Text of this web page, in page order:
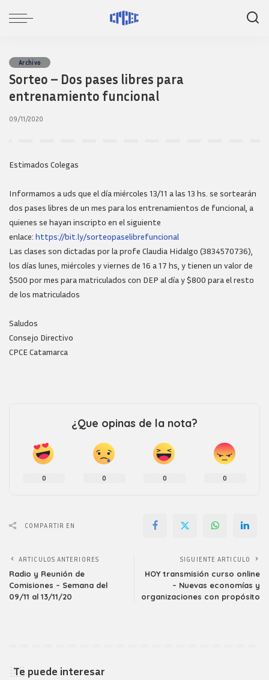
Archivo
Sorteo – Dos pases libres para
entrenamiento funcional
09/11/2020
Estimados Colegas
Informamos a uds que el día miércoles 13/11 a las 13 hs. se sortearán
dos pases libres de un mes para los entrenamientos de funcional, a
quienes se hayan inscripto en el siguiente
enlace: https://bit.ly/sorteopaselibrefuncional
Las clases son dictadas por la profe Claudia Hidalgo (3834570736),
los días lunes, miércoles y viernes de 16 a 17 hs, y tienen un valor de
$500 por mes para matriculados con DEP al día y $800 para el resto
de los matriculados
Saludos
Consejo Directivo
CPCE Catamarca
¿Que opinas de la nota?
0 0 0 0
COMPARTIR EN
ARTICULOS ANTERIORES
Radio y Reunión de
Comisiones – Semana del
09/11 al 13/11/20
SIGUIENTE ARTICULO
HOY transmisión curso online
– Nuevas economías y
organizaciones con propósito
Te puede interesar